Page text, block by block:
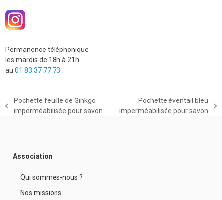
Permanence téléphonique
les mardis de 18h à 21h
au01 83 37 77 73
previous
Pochette feuille de Ginkgo
imperméabilisée pour savon
next
Pochette éventail bleu
imperméabilisée pour savon
Association
Qui sommes-nous ?
Nos missions